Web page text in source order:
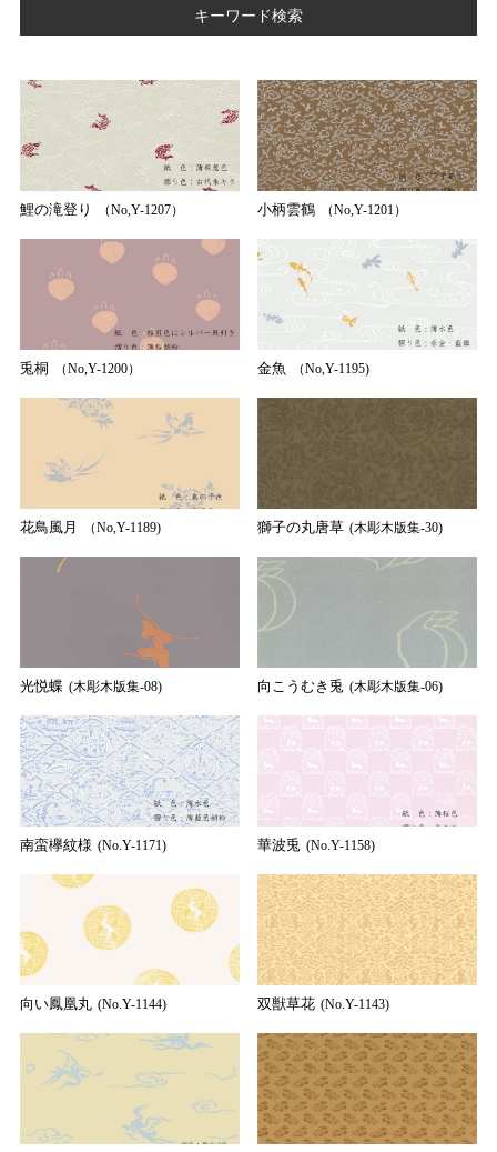
キーワード検索
梅 桜 菊 草花 植物
波 水 雲
動物 生物 幾何学文様
唐草文様 七宝文様
市松文様 たすき文様
茶道柄
有職文様 正倉院文様
草花・植物
鯉の滝登り （No,Y-1207） 小柄雲鶴 （No,Y-1201）
兎桐 （No,Y-1200） 金魚 （No,Y-1195)
花鳥風月 （No,Y-1189) 獅子の丸唐草 (木彫木版集-30)
光悦蝶 (木彫木版集-08) 向こうむき兎 (木彫木版集-06)
南蛮欅紋様 (No.Y-1171) 華波兎 (No.Y-1158)
向い鳳凰丸 (No.Y-1144) 双獣草花 (No.Y-1143)